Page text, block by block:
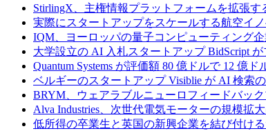
StirlingX、主権情報プラットフォームを拡張
実際にスタートアップをスケールする航空イ
IQM、ヨーロッパの量子コンピューティング
大学設立の AI 入札スタートアップ BidScript
Quantum Systems が評価額 80 億ドルで 12 億ド
ベルギーのスタートアップ Visiblie が AI 検索
BRYM、ウェアラブルニューロフィードバッ
Alva Industries、次世代電気モーターの規模拡
低所得の卒業生と英国の新興企業を結び付ける